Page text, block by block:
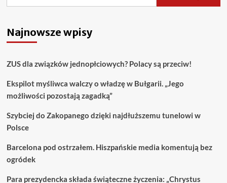
Najnowsze wpisy
ZUS dla związków jednopłciowych? Polacy są przeciw!
Ekspilot myśliwca walczy o władzę w Bułgarii. „Jego
możliwości pozostają zagadką”
Szybciej do Zakopanego dzięki najdłuższemu tunelowi w
Polsce
Barcelona pod ostrzałem. Hiszpańskie media komentują bez
ogródek
Para prezydencka składa świąteczne życzenia: „Chrystus